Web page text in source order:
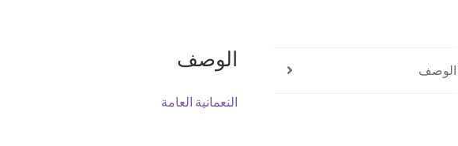
الوصف الوصف
النعمانية العامة